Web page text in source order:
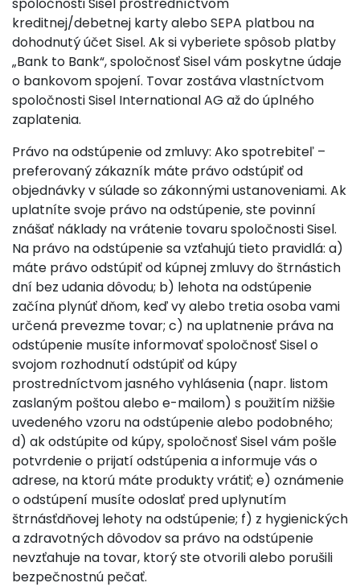
kreditnej/debetnej karty alebo SEPA platbou na
dohodnutý účet Sisel. Ak si vyberiete spôsob platby
„Bank to Bank“, spoločnosť Sisel vám poskytne údaje
o bankovom spojení. Tovar zostáva vlastníctvom
spoločnosti Sisel International AG až do úplného
zaplatenia.
Právo na odstúpenie od zmluvy: Ako spotrebiteľ –
preferovaný zákazník máte právo odstúpiť od
objednávky v súlade so zákonnými ustanoveniami. Ak
uplatníte svoje právo na odstúpenie, ste povinní
znášať náklady na vrátenie tovaru spoločnosti Sisel.
Na právo na odstúpenie sa vzťahujú tieto pravidlá: a)
máte právo odstúpiť od kúpnej zmluvy do štrnástich
dní bez udania dôvodu; b) lehota na odstúpenie
začína plynúť dňom, keď vy alebo tretia osoba vami
určená prevezme tovar; c) na uplatnenie práva na
odstúpenie musíte informovať spoločnosť Sisel o
svojom rozhodnutí odstúpiť od kúpy
prostredníctvom jasného vyhlásenia (napr. listom
zaslaným poštou alebo e-mailom) s použitím nižšie
uvedeného vzoru na odstúpenie alebo podobného;
d) ak odstúpite od kúpy, spoločnosť Sisel vám pošle
potvrdenie o prijatí odstúpenia a informuje vás o
adrese, na ktorú máte produkty vrátiť; e) oznámenie
o odstúpení musíte odoslať pred uplynutím
štrnásťdňovej lehoty na odstúpenie; f) z hygienických
a zdravotných dôvodov sa právo na odstúpenie
nevzťahuje na tovar, ktorý ste otvorili alebo porušili
bezpečnostnú pečať.